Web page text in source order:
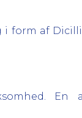
form af
En